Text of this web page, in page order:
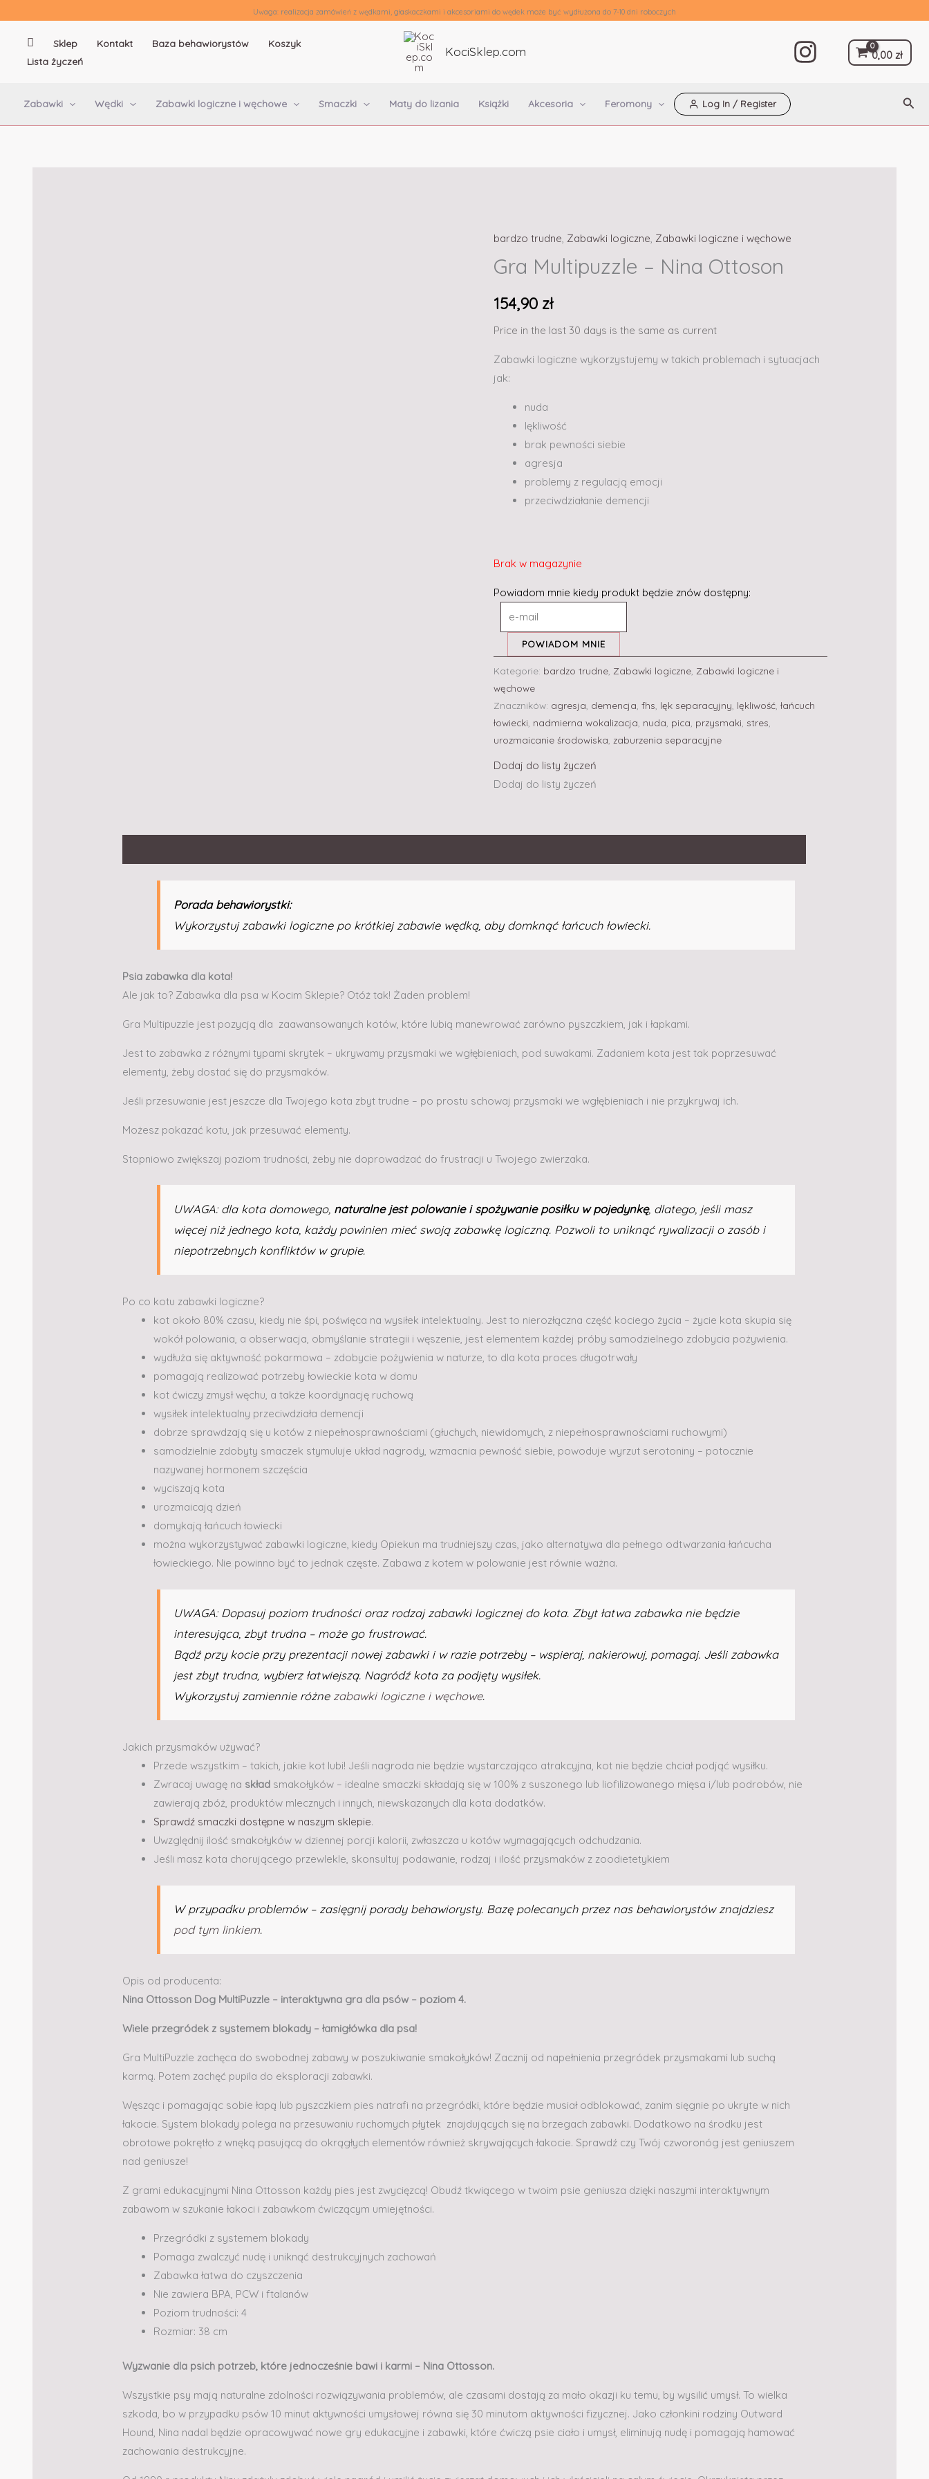
Uwaga: realizacja zamówień z wędkami, głaskaczkami i akcesoriami do wędek może być wydłużona do 7-10 dni roboczych
Sklep Kontakt Baza behawiorystów
Koszyk
Lista życzeń
KociSklep.com 0,00 zł
Zabawki Wędki Zabawki logiczne i węchowe Smaczki Maty do lizania Książki Akcesoria Feromony Log In / Register
bardzo trudne, Zabawki logiczne, Zabawki logiczne i węchowe
Gra Multipuzzle – Nina Ottoson
154,90 zł
Price in the last 30 days is the same as current
Zabawki logiczne wykorzystujemy w takich problemach i sytuacjach
jak:
nuda
lękliwość
brak pewności siebie
agresja
problemy z regulacją emocji
przeciwdziałanie demencji
Brak w magazynie
Powiadom mnie kiedy produkt będzie znów dostępny:
POWIADOM MNIE
Kategorie: bardzo trudne Zabawki logiczne Zabawki logiczne i
węchowe
Znaczników: agresja demencja fhs lęk separacyjny lękliwość łańcuch
łowiecki nadmierna wokalizacja nuda pica przysmaki stres
urozmaicanie środowiska zaburzenia separacyjne
Dodaj do listy życzeń
Dodaj do listy życzeń
Porada behawiorystki:
Wykorzystuj zabawki logiczne po krótkiej zabawie wędką, aby domknąć łańcuch łowiecki.
Psia zabawka dla kota!
Ale jak to? Zabawka dla psa w Kocim Sklepie? Otóż tak! Żaden problem!
Gra Multipuzzle jest pozycją dla zaawansowanych kotów, które lubią manewrować zarówno pyszczkiem, jak i łapkami.
Jest to zabawka z różnymi typami skrytek – ukrywamy przysmaki we wgłębieniach, pod suwakami. Zadaniem kota jest tak poprzesuwać
elementy, żeby dostać się do przysmaków.
Jeśli przesuwanie jest jeszcze dla Twojego kota zbyt trudne – po prostu schowaj przysmaki we wgłębieniach i nie przykrywaj ich.
Możesz pokazać kotu, jak przesuwać elementy.
Stopniowo zwiększaj poziom trudności, żeby nie doprowadzać do frustracji u Twojego zwierzaka.
UWAGA: dla kota domowego, naturalne jest polowanie i spożywanie posiłku w pojedynkę, dlatego, jeśli masz
więcej niż jednego kota, każdy powinien mieć swoją zabawkę logiczną. Pozwoli to uniknąć rywalizacji o zasób i
niepotrzebnych konfliktów w grupie.
Po co kotu zabawki logiczne?
kot około 80% czasu, kiedy nie śpi, poświęca na wysiłek intelektualny. Jest to nierozłączna część kociego życia – życie kota skupia się
wokół polowania, a obserwacja, obmyślanie strategii i węszenie, jest elementem każdej próby samodzielnego zdobycia pożywienia.
wydłuża się aktywność pokarmowa – zdobycie pożywienia w naturze, to dla kota proces długotrwały
pomagają realizować potrzeby łowieckie kota w domu
kot ćwiczy zmysł węchu, a także koordynację ruchową
wysiłek intelektualny przeciwdziała demencji
dobrze sprawdzają się u kotów z niepełnosprawnościami (głuchych, niewidomych, z niepełnosprawnościami ruchowymi)
samodzielnie zdobyty smaczek stymuluje układ nagrody, wzmacnia pewność siebie, powoduje wyrzut serotoniny – potocznie
nazywanej hormonem szczęścia
wyciszają kota
urozmaicają dzień
domykają łańcuch łowiecki
można wykorzystywać zabawki logiczne, kiedy Opiekun ma trudniejszy czas, jako alternatywa dla pełnego odtwarzania łańcucha
łowieckiego. Nie powinno być to jednak częste. Zabawa z kotem w polowanie jest równie ważna.
UWAGA: Dopasuj poziom trudności oraz rodzaj zabawki logicznej do kota. Zbyt łatwa zabawka nie będzie
interesująca, zbyt trudna – może go frustrować.
Bądź przy kocie przy prezentacji nowej zabawki i w razie potrzeby – wspieraj, nakierowuj, pomagaj. Jeśli zabawka
jest zbyt trudna, wybierz łatwiejszą. Nagródź kota za podjęty wysiłek.
Wykorzystuj zamiennie różne zabawki logiczne i węchowe.
Jakich przysmaków używać?
Przede wszystkim – takich, jakie kot lubi! Jeśli nagroda nie będzie wystarczająco atrakcyjna, kot nie będzie chciał podjąć wysiłku.
Zwracaj uwagę na skład smakołyków – idealne smaczki składają się w 100% z suszonego lub liofilizowanego mięsa i/lub podrobów, nie
zawierają zbóż, produktów mlecznych i innych, niewskazanych dla kota dodatków.
Sprawdź smaczki dostępne w naszym sklepie.
Uwzględnij ilość smakołyków w dziennej porcji kalorii, zwłaszcza u kotów wymagających odchudzania.
Jeśli masz kota chorującego przewlekle, skonsultuj podawanie, rodzaj i ilość przysmaków z zoodietetykiem
W przypadku problemów – zasięgnij porady behawiorysty. Bazę polecanych przez nas behawiorystów znajdziesz
pod tym linkiem.
Opis od producenta:
Nina Ottosson Dog MultiPuzzle – interaktywna gra dla psów – poziom 4.
Wiele przegródek z systemem blokady – łamigłówka dla psa!
Gra MultiPuzzle zachęca do swobodnej zabawy w poszukiwanie smakołyków! Zacznij od napełnienia przegródek przysmakami lub suchą
karmą. Potem zachęć pupila do eksploracji zabawki.
Węsząc i pomagając sobie łapą lub pyszczkiem pies natrafi na przegródki, które będzie musiał odblokować, zanim sięgnie po ukryte w nich
łakocie. System blokady polega na przesuwaniu ruchomych płytek znajdujących się na brzegach zabawki. Dodatkowo na środku jest
obrotowe pokrętło z wnęką pasującą do okrągłych elementów również skrywających łakocie. Sprawdź czy Twój czworonóg jest geniuszem
nad geniusze!
Z grami edukacyjnymi Nina Ottosson każdy pies jest zwycięzcą! Obudź tkwiącego w twoim psie geniusza dzięki naszymi interaktywnym
zabawom w szukanie łakoci i zabawkom ćwiczącym umiejętności.
Przegródki z systemem blokady
Pomaga zwalczyć nudę i uniknąć destrukcyjnych zachowań
Zabawka łatwa do czyszczenia
Nie zawiera BPA, PCW i ftalanów
Poziom trudności: 4
Rozmiar: 38 cm
Wyzwanie dla psich potrzeb, które jednocześnie bawi i karmi – Nina Ottosson.
Wszystkie psy mają naturalne zdolności rozwiązywania problemów, ale czasami dostają za mało okazji ku temu, by wysilić umysł. To wielka
szkoda, bo w przypadku psów 10 minut aktywności umysłowej równa się 30 minutom aktywności fizycznej. Jako członkini rodziny Outward
Hound, Nina nadal będzie opracowywać nowe gry edukacyjne i zabawki, które ćwiczą psie ciało i umysł, eliminują nudę i pomagają hamować
zachowania destrukcyjne.